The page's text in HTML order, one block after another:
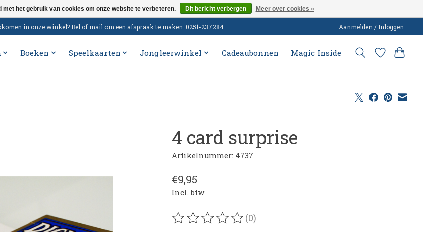
in onze winkel? Bel of mail om een afspraak te maken. 0251-237284 Aanmelden / Inloggen
Boeken Speelkaarten Jongleerwinkel Cadeaubonnen Magic Inside
4 card surprise
Artikelnummer: 4737
€9,95
Incl. btw
De beoordeling van dit product is
(0)
het gebruik van cookies om onze website te verbeteren. Dit bericht verbergen Meer over cookies »